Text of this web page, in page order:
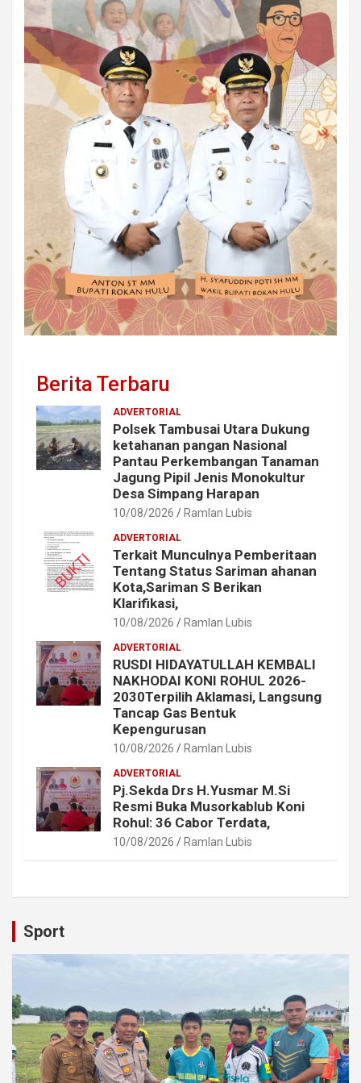
Berita Terbaru
ADVERTORIAL
Polsek Tambusai Utara Dukung
ketahanan pangan Nasional
Pantau Perkembangan Tanaman
Jagung Pipil Jenis Monokultur
Desa Simpang Harapan
10/08/2026 Ramlan Lubis
ADVERTORIAL
Terkait Munculnya Pemberitaan
Tentang Status Sariman ahanan
Kota,Sariman S Berikan
Klarifikasi,
10/08/2026 Ramlan Lubis
ADVERTORIAL
RUSDI HIDAYATULLAH KEMBALI
NAKHODAI KONI ROHUL 2026-
2030Terpilih Aklamasi, Langsung
Tancap Gas Bentuk
Kepengurusan
10/08/2026 Ramlan Lubis
ADVERTORIAL
Pj.Sekda Drs H.Yusmar M.Si
Resmi Buka Musorkablub Koni
Rohul: 36 Cabor Terdata,
10/08/2026 Ramlan Lubis
Sport